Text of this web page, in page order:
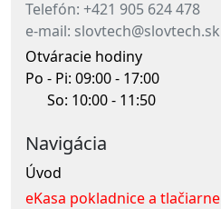
Telefón: +421 905 624 478
e-mail: slovtech@slovtech.sk
Otváracie hodiny
Po - Pi: 09:00 - 17:00
So: 10:00 - 11:50
Navigácia
Úvod
eKasa pokladnice a tlačiarne